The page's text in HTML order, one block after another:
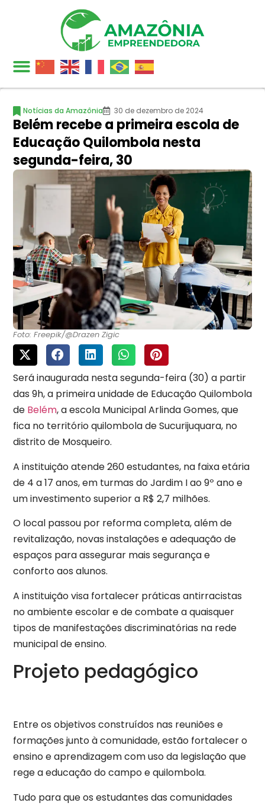
Notícias da Amazônia 30 de dezembro de 2024
Belém recebe a primeira escola de
Educação Quilombola nesta
segunda-feira, 30
Foto: Freepik/@Drazen Zigic
Será inaugurada nesta segunda-feira (30) a partir
das 9h, a primeira unidade de Educação Quilombola
de Belém, a escola Municipal Arlinda Gomes, que
fica no território quilombola de Sucurijuquara, no
distrito de Mosqueiro.
A instituição atende 260 estudantes, na faixa etária
de 4 a 17 anos, em turmas do Jardim I ao 9º ano e
um investimento superior a R$ 2,7 milhões.
O local passou por reforma completa, além de
revitalização, novas instalações e adequação de
espaços para assegurar mais segurança e
conforto aos alunos.
A instituição visa fortalecer práticas antirracistas
no ambiente escolar e de combate a quaisquer
tipos de manifestações discriminatórias na rede
municipal de ensino.
Projeto pedagógico
Entre os objetivos construídos nas reuniões e
formações junto à comunidade, estão fortalecer o
ensino e aprendizagem com uso da legislação que
rege a educação do campo e quilombola.
Tudo para que os estudantes das comunidades